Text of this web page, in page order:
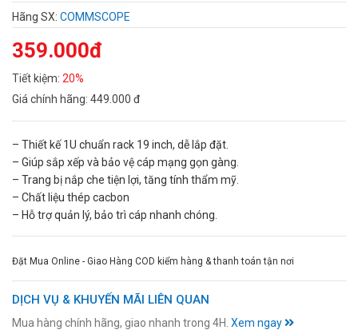
Hãng SX: COMMSCOPE
359.000đ
Tiết kiệm: 20%
Giá chính hãng: 449.000 đ
– Thiết kế 1U chuẩn rack 19 inch, dễ lắp đặt.
– Giúp sắp xếp và bảo vệ cáp mạng gọn gàng.
– Trang bị nắp che tiện lợi, tăng tính thẩm mỹ.
– Chất liệu thép cacbon
– Hỗ trợ quản lý, bảo trì cáp nhanh chóng.
Đặt Mua Online - Giao Hàng COD kiểm hàng & thanh toán tận nơi
DỊCH VỤ & KHUYẾN MÃI LIÊN QUAN
Mua hàng chính hãng, giao nhanh trong 4H. Xem ngay